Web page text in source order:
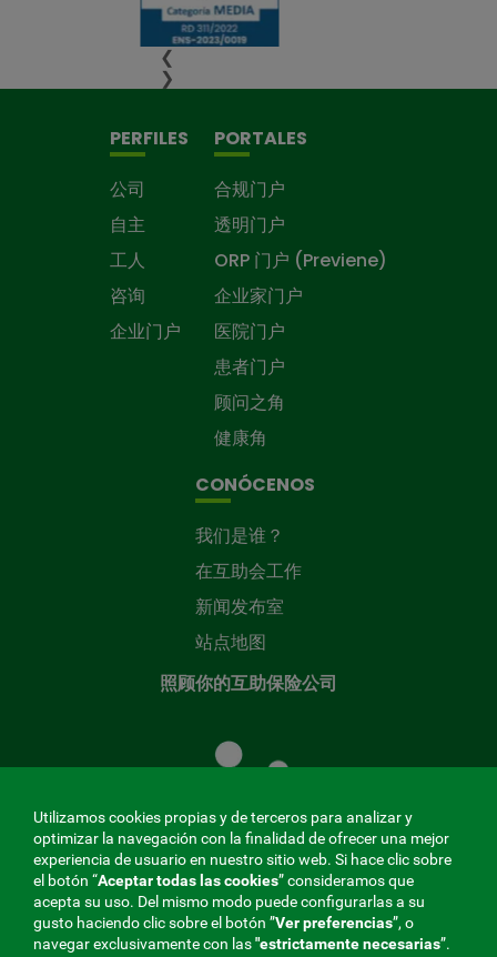
❮
❯
PERFILES
公司
自主
工人
咨询
企业门户
PORTALES
合规门户
透明门户
ORP 门户 (Previene)
企业家门户
医院门户
患者门户
顾问之角
健康角
CONÓCENOS
我们是谁？
在互助会工作
新闻发布室
站点地图
照顾你的互助保险公司
共
同
基
金
MENÚ
Utilizamos cookies propias y de terceros para analizar y
optimizar la navegación con la finalidad de ofrecer una mejor
experiencia de usuario en nuestro sitio web. Si hace clic sobre
el botón “Aceptar todas las cookies” consideramos que
acepta su uso. Del mismo modo puede configurarlas a su
gusto haciendo clic sobre el botón ”Ver preferencias”, o
navegar exclusivamente con las"estrictamentenecesarias”.